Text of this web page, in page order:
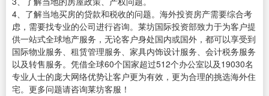
4、了解当地买房的贷款和税收的问题。海外投资房产需要综合考
虑，需要找专业的公司进行咨询。莱坊国际投资部致力于为客户提
供一站式全球地产服务，无论客户身处国内或国外，都可以享受到
国际物业服务、租赁管理服务、家具内饰设计服务、会计税务服务
以及转售服务。凭借全球60个国家超过512个办公室以及19030名
专业人士的庞大网络优势让客户更为有效，更为合理的挑选海外住
宅。更多问题请咨询莱坊客服！